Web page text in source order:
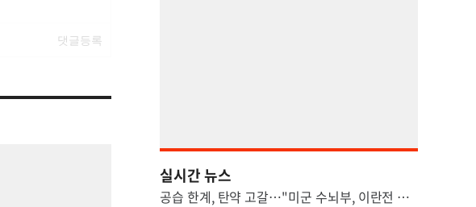
실시간 뉴스
공습 한계, 탄약 고갈…"미군 수뇌부, 이란전 출구전략 모색중"